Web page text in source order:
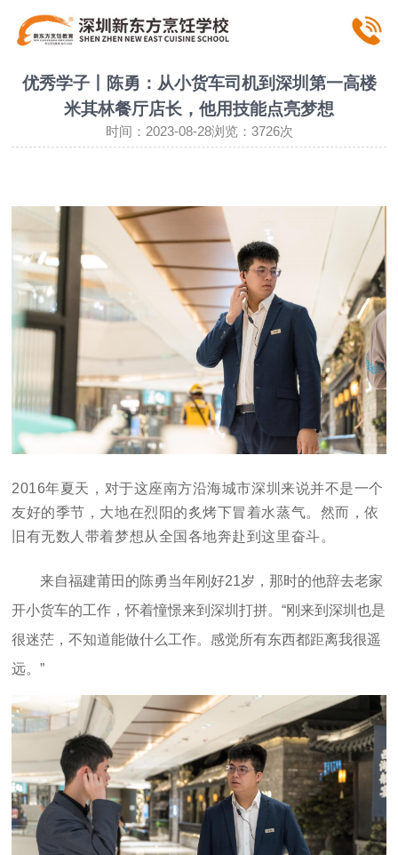
优秀学子丨陈勇：从小货车司机到深圳第一高楼
米其林餐厅店长，他用技能点亮梦想
时间：2023-08-28浏览：3726次
2016年夏天，对于这座南方沿海城市深圳来说并不是一个
友好的季节，大地在烈阳的炙烤下冒着水蒸气。然而，依
旧有无数人带着梦想从全国各地奔赴到这里奋斗。
来自福建莆田的陈勇当年刚好21岁，那时的他辞去老家
开小货车的工作，怀着憧憬来到深圳打拼。“刚来到深圳也是
很迷茫，不知道能做什么工作。感觉所有东西都距离我很遥
远。”